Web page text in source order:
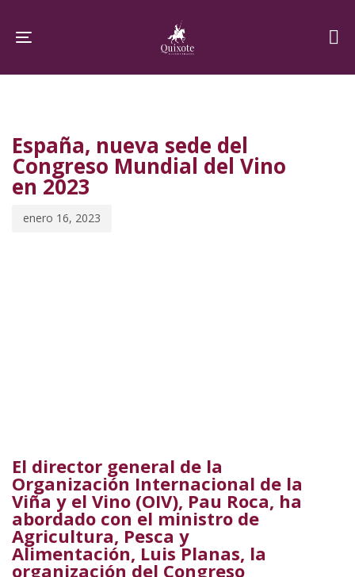
links
content
Toggle navigation
España, nueva sede del
Congreso Mundial del Vino
en 2023
enero 16, 2023
El director general de la
Organización Internacional de la
Viña y el Vino (OIV), Pau Roca, ha
abordado con el ministro de
Agricultura, Pesca y
Alimentación, Luis Planas, la
organización del Congreso